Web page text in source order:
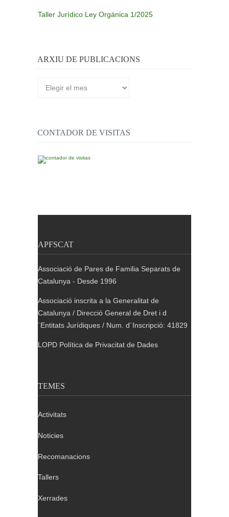
Taller Jurídico Ley Orgánica 1/2025
ARXIU DE PUBLICACIONS
CONTADOR DE VISITAS
APFSCAT
Associació de Pares de Familia Separats de
Catalunya - Desde 1996
Associació inscrita a la Generalitat de
Catalunya / Direcció General de Dret i d
´Entitats Jurídiques / Num. d´Inscripció: 41829
LOPD Política de Privacitat de Dades
TEMES
Activitats
Noticies
Recomanacions
Tallers
Xerrades